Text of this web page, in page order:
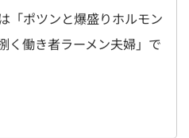
「ポツンと爆盛りホルモン
く働き者ラーメン夫婦」で